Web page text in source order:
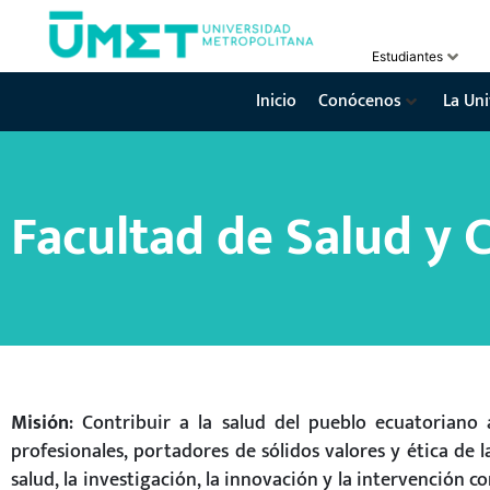
Estudiantes
Inicio Conócenos La
Facultad de Salud y
Misión: Contribuir a la salud del pueblo
profesionales, portadores de sólidos valores y ética de
salud, la investigación, la innovación y la intervención